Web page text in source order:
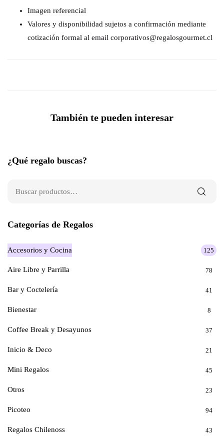
Imagen referencial
Valores y disponibilidad sujetos a confirmación mediante
cotización formal al email corporativos@regalosgourmet.cl
También te pueden interesar
¿Qué regalo buscas?
Categorías de Regalos
Accesorios y Cocina 125
Aire Libre y Parrilla 78
Bar y Coctelería 41
Bienestar 8
Coffee Break y Desayunos 37
Inicio & Deco 21
Mini Regalos 45
Otros 23
Picoteo 94
Regalos Chilenoss 43